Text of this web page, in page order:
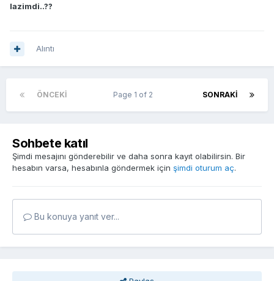
lazimdi..??
Alıntı
ÖNCEKI SONRAKI
Page 1 of 2
Sohbete katıl
Şimdi mesajını gönderebilir ve daha sonra kayıt olabilirsin. Bir
hesabın varsa, hesabınla göndermek için şimdi oturum aç.
Bu konuya yanıt ver...